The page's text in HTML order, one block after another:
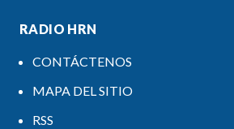
RADIO HRN
CONTÁCTENOS
MAPA DEL SITIO
RSS